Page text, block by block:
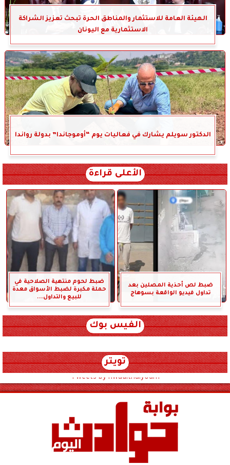
الهيئة العامة للاستثمار والمناطق الحرة تبحث تعزيز الشراكة
الاستثمارية مع اليونان
الدكتور سويلم يشارك في فعاليات يوم “أوموجاندا” بدولة رواندا
الأعلى قراءة
ضبط لص أحذية المصلين بعد
تداول فيديو الواقعة بسوهاج
ضبط لحوم منتهية الصلاحية في
حملة مكبرة لضبط الأسواق معدة
للبيع والتداول...
الفيس بوك
تويتر
Tweets by hwadithalyoum